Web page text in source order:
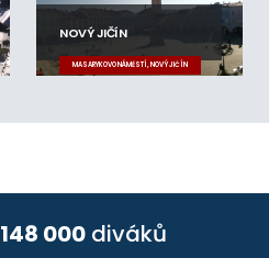
NOVÝ JIČÍN
MASARYKOVO NÁMĚSTÍ, NOVÝ JIČÍN
148 000 diváků